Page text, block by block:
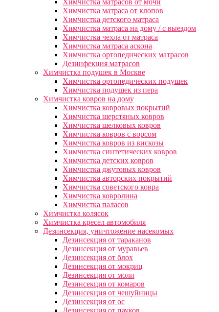
Химчистка матрасов от мочи
Химчистка матраса от клопов
Химчистка детского матраса
Химчистка матраса на дому / с выездом
Химчистка чехла от матраса
Химчистка матраса аскона
Химчистка ортопедических матрасов
Дезинфекция матрасов
Химчистка подушек в Москве
Химчистка ортопедических подушек
Химчистка подушек из пера
Химчистка ковров на дому
Химчистка ковровых покрытий
Химчистка шерстяных ковров
Химчистка шелковых ковров
Химчистка ковров с ворсом
Химчистка ковров из вискозы
Химчистка синтетических ковров
Химчистка детских ковров
Химчистка джутовых ковров
Химчистка авторских покрытий
Химчистка советского ковра
Химчистка ковролина
Химчистка паласов
Химчистка колясок
Химчистка кресел автомобиля
Дезинсекция, уничтожение насекомых
Дезинсекция от тараканов
Дезинсекция от муравьев
Дезинсекция от блох
Дезинсекция от мокриц
Дезинсекция от моли
Дезинсекция от комаров
Дезинсекция от чешуйницы
Дезинсекция от ос
Дезинсекция от пауков